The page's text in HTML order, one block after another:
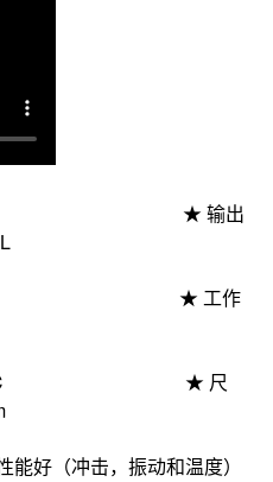
、Z) ★ 输出
★ 工作
★ 尺
好（冲击，振动和温度）